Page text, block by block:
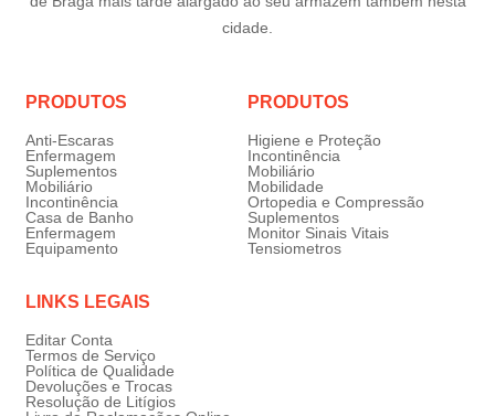
cidade.
PRODUTOS
Anti-Escaras
Enfermagem
Suplementos
Mobiliário
Incontinência
Casa de Banho
Enfermagem
Equipamento
PRODUTOS
Higiene e Proteção
Incontinência
Mobiliário
Mobilidade
Ortopedia e Compressão
Suplementos
Monitor Sinais Vitais
Tensiometros
LINKS LEGAIS
Editar Conta
Termos de Serviço
Política de Qualidade
Devoluções e Trocas
Resolução de Litígios